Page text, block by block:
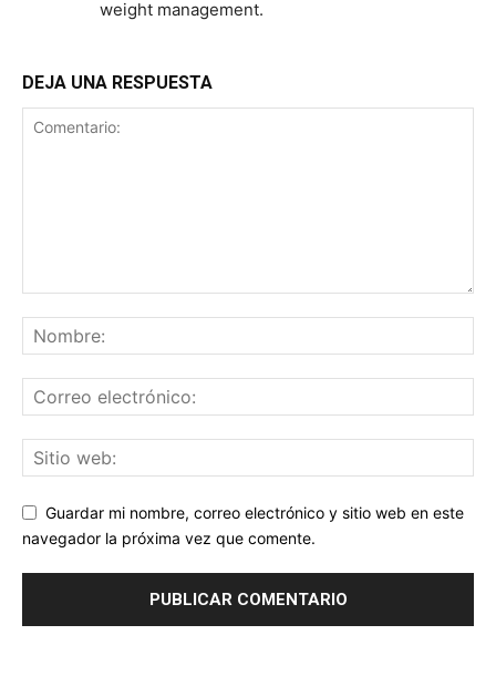
weight management.
DEJA UNA RESPUESTA
Guardar mi nombre, correo electrónico y sitio web en este
navegador la próxima vez que comente.